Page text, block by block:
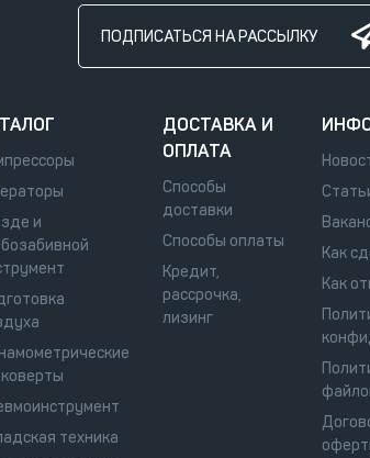
ПОДПИСАТЬСЯ НА РАССЫЛКУ
и
техника
ДОСТАВКА И
ОПЛАТА
Способы
доставки
Способы оплаты
Кредит,
рассрочка,
лизинг
Как
Как